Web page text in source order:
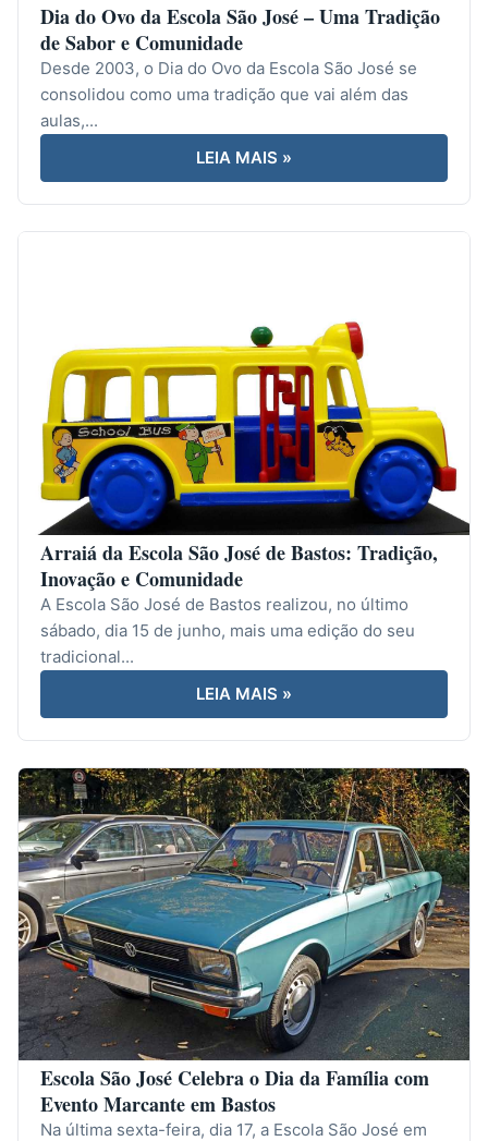
Dia do Ovo da Escola São José – Uma Tradição
de Sabor e Comunidade
Desde 2003, o Dia do Ovo da Escola São José se
consolidou como uma tradição que vai além das
aulas,...
LEIA MAIS »
Arraiá da Escola São José de Bastos: Tradição,
Inovação e Comunidade
A Escola São José de Bastos realizou, no último
sábado, dia 15 de junho, mais uma edição do seu
tradicional...
LEIA MAIS »
Escola São José Celebra o Dia da Família com
Evento Marcante em Bastos
Na última sexta-feira, dia 17, a Escola São José em